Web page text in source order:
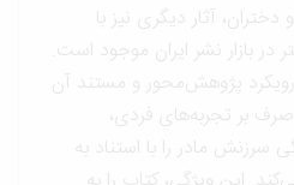
آثار دیگری نیز با
نشر ایران موجود است.
پژوهش‌محور و مستند آن
تجربه‌های فردی،
مادر را با استناد به